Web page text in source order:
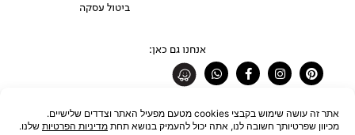
ביטול עסקה
אנחנו גם כאן:
Pinterest
Instagram
Facebook-
f
Whatsapp
רוצים להתעדכן לפני כולם?